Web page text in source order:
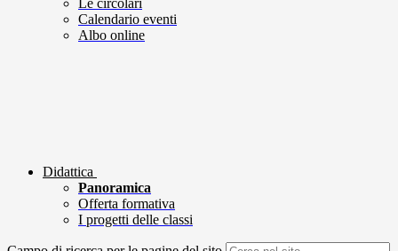
Le circolari
Calendario eventi
Albo online
Didattica
Panoramica
Offerta formativa
I progetti delle classi